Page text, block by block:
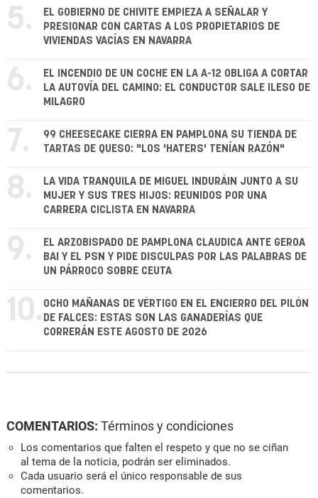
5.
EL GOBIERNO DE CHIVITE EMPIEZA A SEÑALAR Y
PRESIONAR CON CARTAS A LOS PROPIETARIOS DE
VIVIENDAS VACÍAS EN NAVARRA
6.
EL INCENDIO DE UN COCHE EN LA A-12 OBLIGA A CORTAR
LA AUTOVÍA DEL CAMINO: EL CONDUCTOR SALE ILESO DE
MILAGRO
7.
99 CHEESECAKE CIERRA EN PAMPLONA SU TIENDA DE
TARTAS DE QUESO: "LOS 'HATERS' TENÍAN RAZÓN"
8.
LA VIDA TRANQUILA DE MIGUEL INDURÁIN JUNTO A SU
MUJER Y SUS TRES HIJOS: REUNIDOS POR UNA
CARRERA CICLISTA EN NAVARRA
9.
EL ARZOBISPADO DE PAMPLONA CLAUDICA ANTE GEROA
BAI Y EL PSN Y PIDE DISCULPAS POR LAS PALABRAS DE
UN PÁRROCO SOBRE CEUTA
10. OCHO MAÑANAS DE VÉRTIGO EN EL ENCIERRO DEL PILÓN
DE FALCES: ESTAS SON LAS GANADERÍAS QUE
CORRERÁN ESTE AGOSTO DE 2026
COMENTARIOS: Términos y condiciones
Los comentarios que falten el respeto y que no se ciñan
al tema de la noticia, podrán ser eliminados.
Cada usuario será el único responsable de sus
comentarios.